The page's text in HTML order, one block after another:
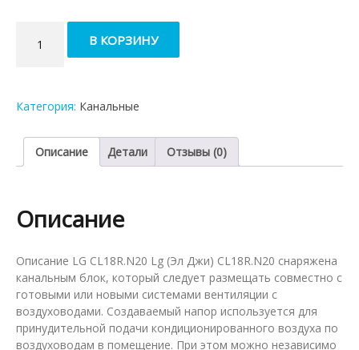
товара
Внутренний
типа
CL18R.N20
В КОРЗИНУ
Категория: Канальные
Описание Детали Отзывы (0)
Описание
Описание LG CL18R.N20 Lg (Эл Джи) CL18R.N20 снаряжена
канальным блок, который следует размещать совместно с
готовыми или новыми системами вентиляции с
воздуховодами. Создаваемый напор используется для
принудительной подачи кондиционированного воздуха по
воздуховодам в помещение. При этом можно независимо